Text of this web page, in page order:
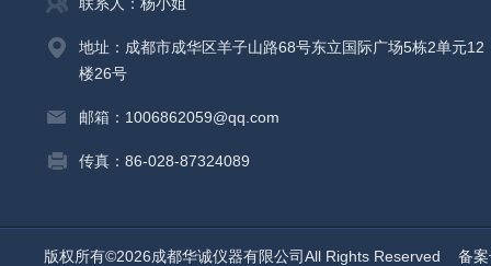
地址：成都市成华区羊子山路68号东立国际广场5栋2单元12
楼26号
邮箱：1006862059@qq.com
传真：86-028-87324089
版权所有©2026成都华诚仪器有限公司All Rights Reserved 备